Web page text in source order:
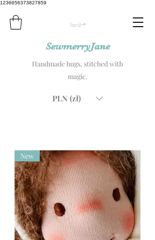
1236656373827859
SewmerryJane
Handmade hugs, stitched with
magic.
PLN (zł)
New